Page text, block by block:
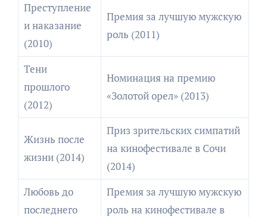
Преступление
и наказание
(2010)
Премия за лучшую мужскую
роль (2011)
Тени
прошлого
(2012)
Номинация на премию
«Золотой орел» (2013)
Жизнь после
жизни (2014)
Приз зрительских симпатий
на кинофестивале в Сочи
(2014)
Любовь до
последнего
Премия за лучшую мужскую
роль на кинофестивале в